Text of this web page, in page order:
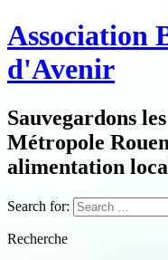
Association
d'Avenir
Sauvegardons
Métropole
alimentation
Search for:
Recherche